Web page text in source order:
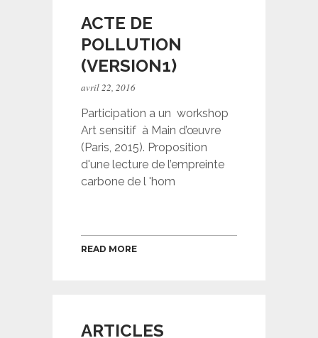
ACTE DE
POLLUTION
(VERSION1)
avril 22, 2016
Participation a un workshop
Art sensitif à Main d’œuvre
(Paris, 2015). Proposition
d'une lecture de l’empreinte
carbone de l 'hom
READ MORE
ARTICLES